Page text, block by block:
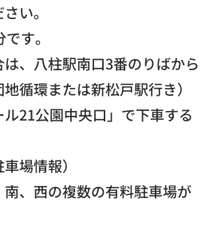
い。
す。
、八柱駅南口3番のりばから
循環または新松戸駅行き）
21公園中央口」で下車する
場情報）
、西の複数の有料駐車場が